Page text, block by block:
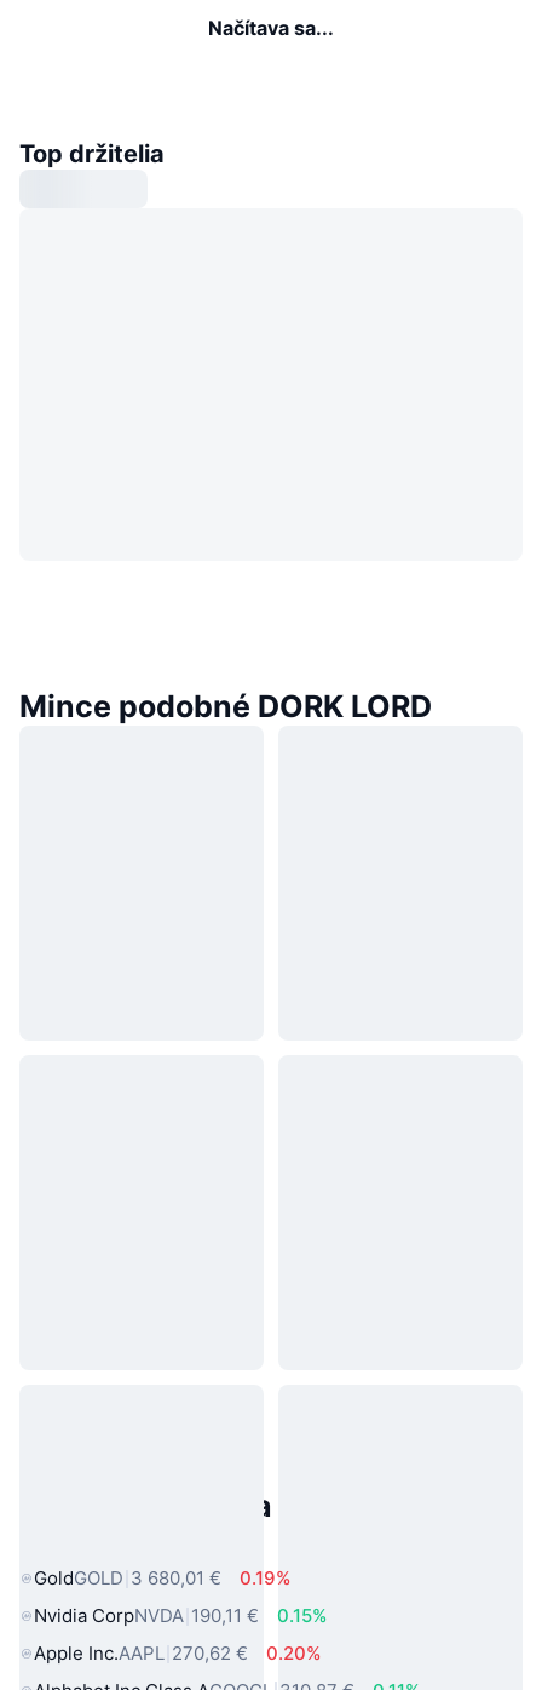
Načítava sa...
Top držitelia
Mince podobné DORK LORD
Populárne aktíva z reálneho
GoldGOLD 3 680,01 €
0.19%
Nvidia CorpNVDA 190,11 €
0.15%
Apple Inc.AAPL 270,62 €
0.20%